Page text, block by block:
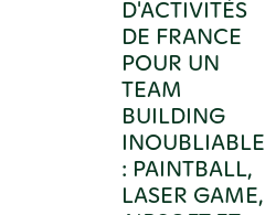
D'ACTIVITÉS
DE FRANCE
POUR UN
TEAM
BUILDING
INOUBLIABLE
: PAINTBALL,
LASER GAME,